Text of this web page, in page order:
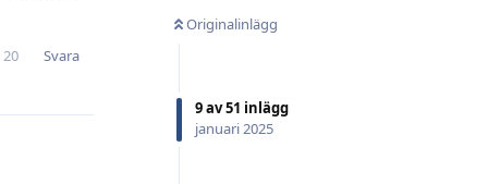
Originalinlägg
9av51 inlägg
januari 2025
20 Svara